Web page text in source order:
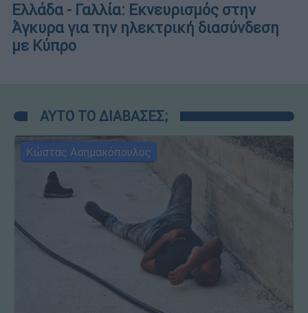
Ελλάδα - Γαλλία: Εκνευρισμός στην
Άγκυρα για την ηλεκτρική διασύνδεση
με Κύπρο
ΑΥΤΟ ΤΟ ΔΙΑΒΑΣΕΣ;
Κώστας Ασημακόπουλος